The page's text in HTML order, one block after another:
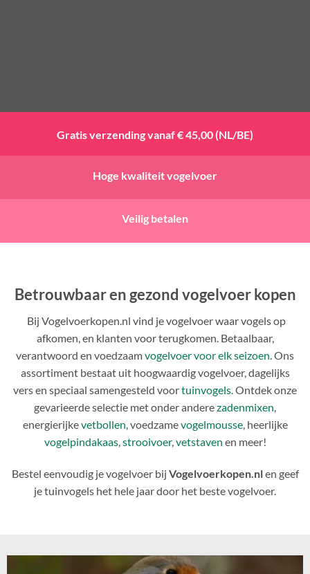
Gratis verzending vanaf € 45,00 (NL/BE)
Hoge kwaliteit vogelvoer
Veilig betalen
Betrouwbaar en gezond vogelvoerkopen
Bij Vogelvoerkopen.nl vind je vogelvoer waar vogels op
afkomen, en klanten voor terugkomen. Betaalbaar,
verantwoord en voedzaamvogelvoer voor elk seizoen. Ons
assortiment bestaat uit hoogwaardig vogelvoer, dagelijks
vers en speciaal samengesteld voortuinvogels. Ontdek onze
gevarieerde selectie met onder anderezadenmixen,
energierijkevetbollen, voedzamevogelmousse, heerlijke
vogelpindakaas,strooivoer,vetstaven en meer!
Bestel eenvoudig je vogelvoer bij Vogelvoerkopen.nlen geef
je tuinvogels het hele jaar door het beste vogelvoer.